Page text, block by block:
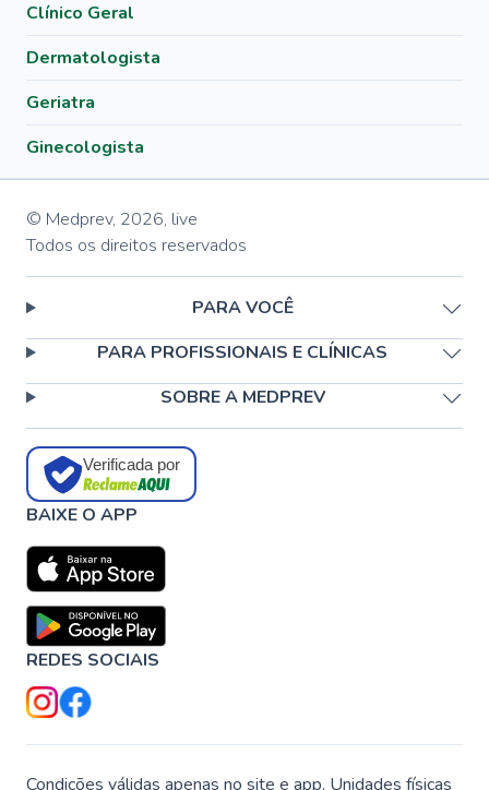
Clínico Geral
Dermatologista
Geriatra
Ginecologista
© Medprev, 2026, live
Todos os direitos reservados
PARA VOCÊ
PARA PROFISSIONAIS E CLÍNICAS
SOBRE A MEDPREV
Verificada por
BAIXE O APP
REDES SOCIAIS
Condições válidas apenas no site e app. Unidades físicas